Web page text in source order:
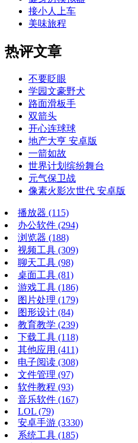
接小人上车
美味旅程
热评文章
不要眨眼
学园文豪野犬
路面滑板手
双箭头
开心连球球
地产大亨 安卓版
一箭如故
世界计划缤纷舞台
元气保卫战
像素火影次世代 安卓版
播放器 (115)
办公软件 (294)
浏览器 (188)
视频工具 (309)
聊天工具 (98)
桌面工具 (81)
游戏工具 (186)
图片处理 (179)
图形设计 (84)
教育教学 (239)
下载工具 (118)
其他应用 (411)
电子阅读 (308)
文件管理 (97)
软件教程 (93)
音乐软件 (167)
LOL (79)
安卓手游 (3330)
系统工具 (185)